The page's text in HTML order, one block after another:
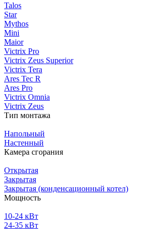
Talos
Star
Mythos
Mini
Maior
Victrix Pro
Victrix Zeus Superior
Victrix Tera
Ares Tec R
Ares Pro
Victrix Omnia
Victrix Zeus
Тип монтажа
Напольный
Настенный
Камера сгорания
Открытая
Закрытая
Закрытая (конденсационный котел)
Мощность
10-24 кВт
24-35 кВт